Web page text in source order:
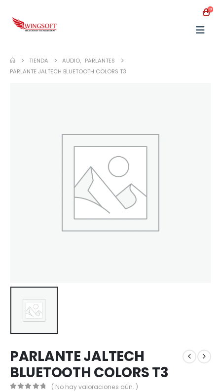
0
TIENDA AUDIO, PARLANTES
PARLANTE JALTECH BLUETOOTH COLORS T3
PARLANTE JALTECH
BLUETOOTH COLORS T3
( No hay valoraciones aún. )